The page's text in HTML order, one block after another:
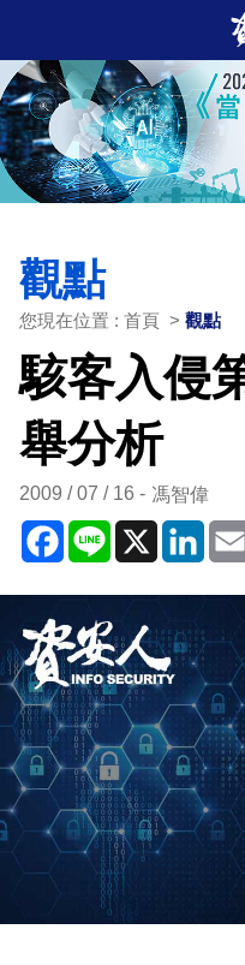
觀點
您現在位置 : 首頁 > 觀點
駭客入侵
舉分析
2009 / 07 / 16 馮智偉
Facebook
Line X